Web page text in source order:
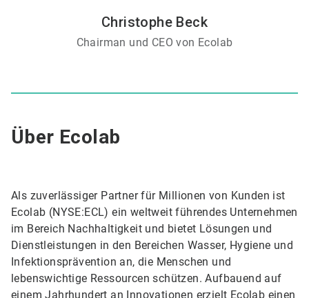
Christophe Beck
Chairman und CEO von Ecolab
Über Ecolab
Als zuverlässiger Partner für Millionen von Kunden ist
Ecolab (NYSE:ECL) ein weltweit führendes Unternehmen
im Bereich Nachhaltigkeit und bietet Lösungen und
Dienstleistungen in den Bereichen Wasser, Hygiene und
Infektionsprävention an, die Menschen und
lebenswichtige Ressourcen schützen. Aufbauend auf
einem Jahrhundert an Innovationen erzielt Ecolab einen